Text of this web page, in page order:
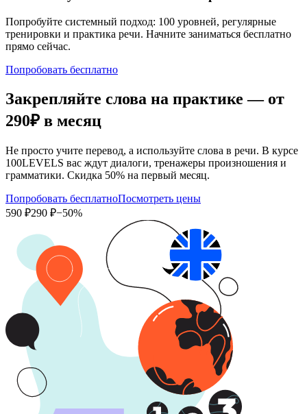
Попробуйте системный подход: 100 уровней, регулярные
тренировки и практика речи. Начните заниматься бесплатно
прямо сейчас.
Попробовать бесплатно
Закрепляйте слова на практике — от
290₽ в месяц
Не просто учите перевод, а используйте слова в речи. В курсе
100LEVELS вас ждут диалоги, тренажеры произношения и
грамматики. Скидка 50% на первый месяц.
Попробовать бесплатноПосмотреть цены
590 ₽290 ₽−50%